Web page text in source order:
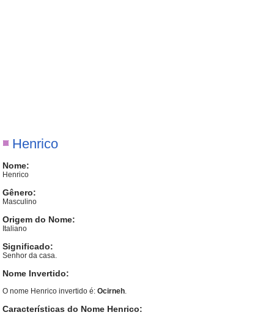
Henrico
Nome:
Henrico
Gênero:
Masculino
Origem do Nome:
Italiano
Significado:
Senhor da casa.
Nome Invertido:
O nome Henrico invertido é:Ocirneh.
Características do Nome Henrico: